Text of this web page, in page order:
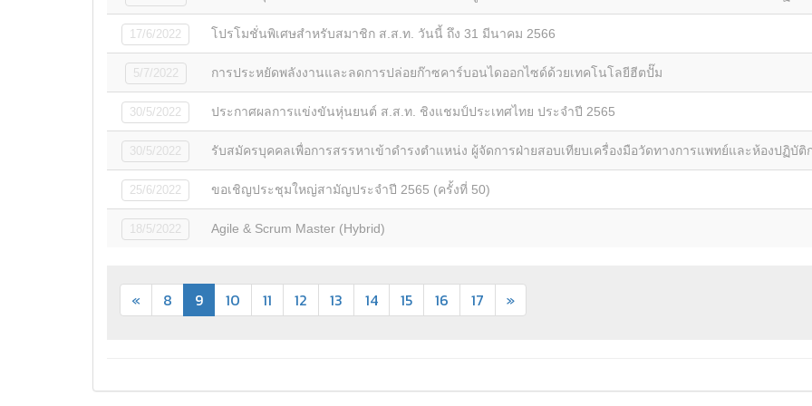
17/6/2022 โปรโมชั่นพิเศษสำหรับสมาชิก ส.ส.ท. วันนี้ ถึง 31 มีนาคม 2566
5/7/2022 การประหยัดพลังงานและลดการปล่อยก๊าซคาร์บอนไดออกไซด์ด้วยเทคโนโลยีฮีตปั๊ม
30/5/2022 ประกาศผลการแข่งขันหุ่นยนต์ ส.ส.ท. ชิงแชมป์ประเทศไทย ประจำปี 2565
30/5/2022 รับสมัครบุคคลเพื่อการสรรหาเข้าดำรงตำแหน่ง ผู้จัดการฝ่ายสอบเทียบเครื่องมือวัดทางการแพทย์และห้องปฏิบัติ
25/6/2022 ขอเชิญประชุมใหญ่สามัญประจำปี 2565 (ครั้งที่ 50)
18/5/2022 Agile & Scrum Master (Hybrid)
« 8 9 10 11 12 13 14 15 16 17 »